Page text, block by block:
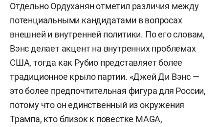
Отдельно Ордуханян отметил различия между
потенциальными кандидатами в вопросах
внешней и внутренней политики. По его словам,
Вэнс делает акцент на внутренних проблемах
США, тогда как Рубио представляет более
традиционное крыло партии. «Джей Ди Вэнс —
это более предпочтительная фигура для России,
потому что он единственный из окружения
Трампа, кто близок к повестке MAGA,